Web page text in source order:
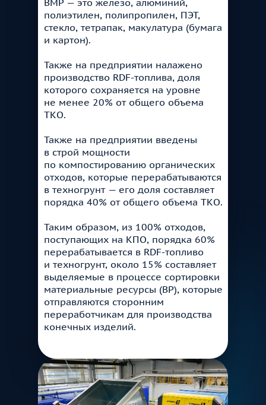
ВМР — это железо, алюминий,
полиэтилен, полипропилен, ПЭТ,
стекло, тетрапак, макулатура (бумага
и картон).
Также на предприятии налажено
производство RDF-топлива, доля
которого сохраняется на уровне
не менее 20% от общего объема
ТКО.
Также на предприятии введены
в строй мощности
по компостированию органических
отходов, которые перерабатываются
в техногрунт — его доля составляет
порядка 40% от общего объема ТКО.
Таким образом, из 100% отходов,
поступающих на КПО, порядка 60%
перерабатывается в RDF-топливо
и техногрунт, около 15% составляет
выделяемые в процессе сортировки
материальные ресурсы (ВР), которые
отправляются сторонним
переработчикам для производства
конечных изделий.